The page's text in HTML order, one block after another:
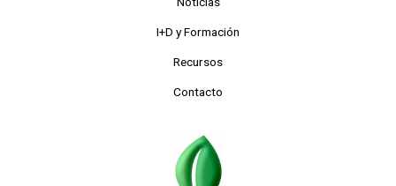
I+D y Formación
Recursos
Contacto